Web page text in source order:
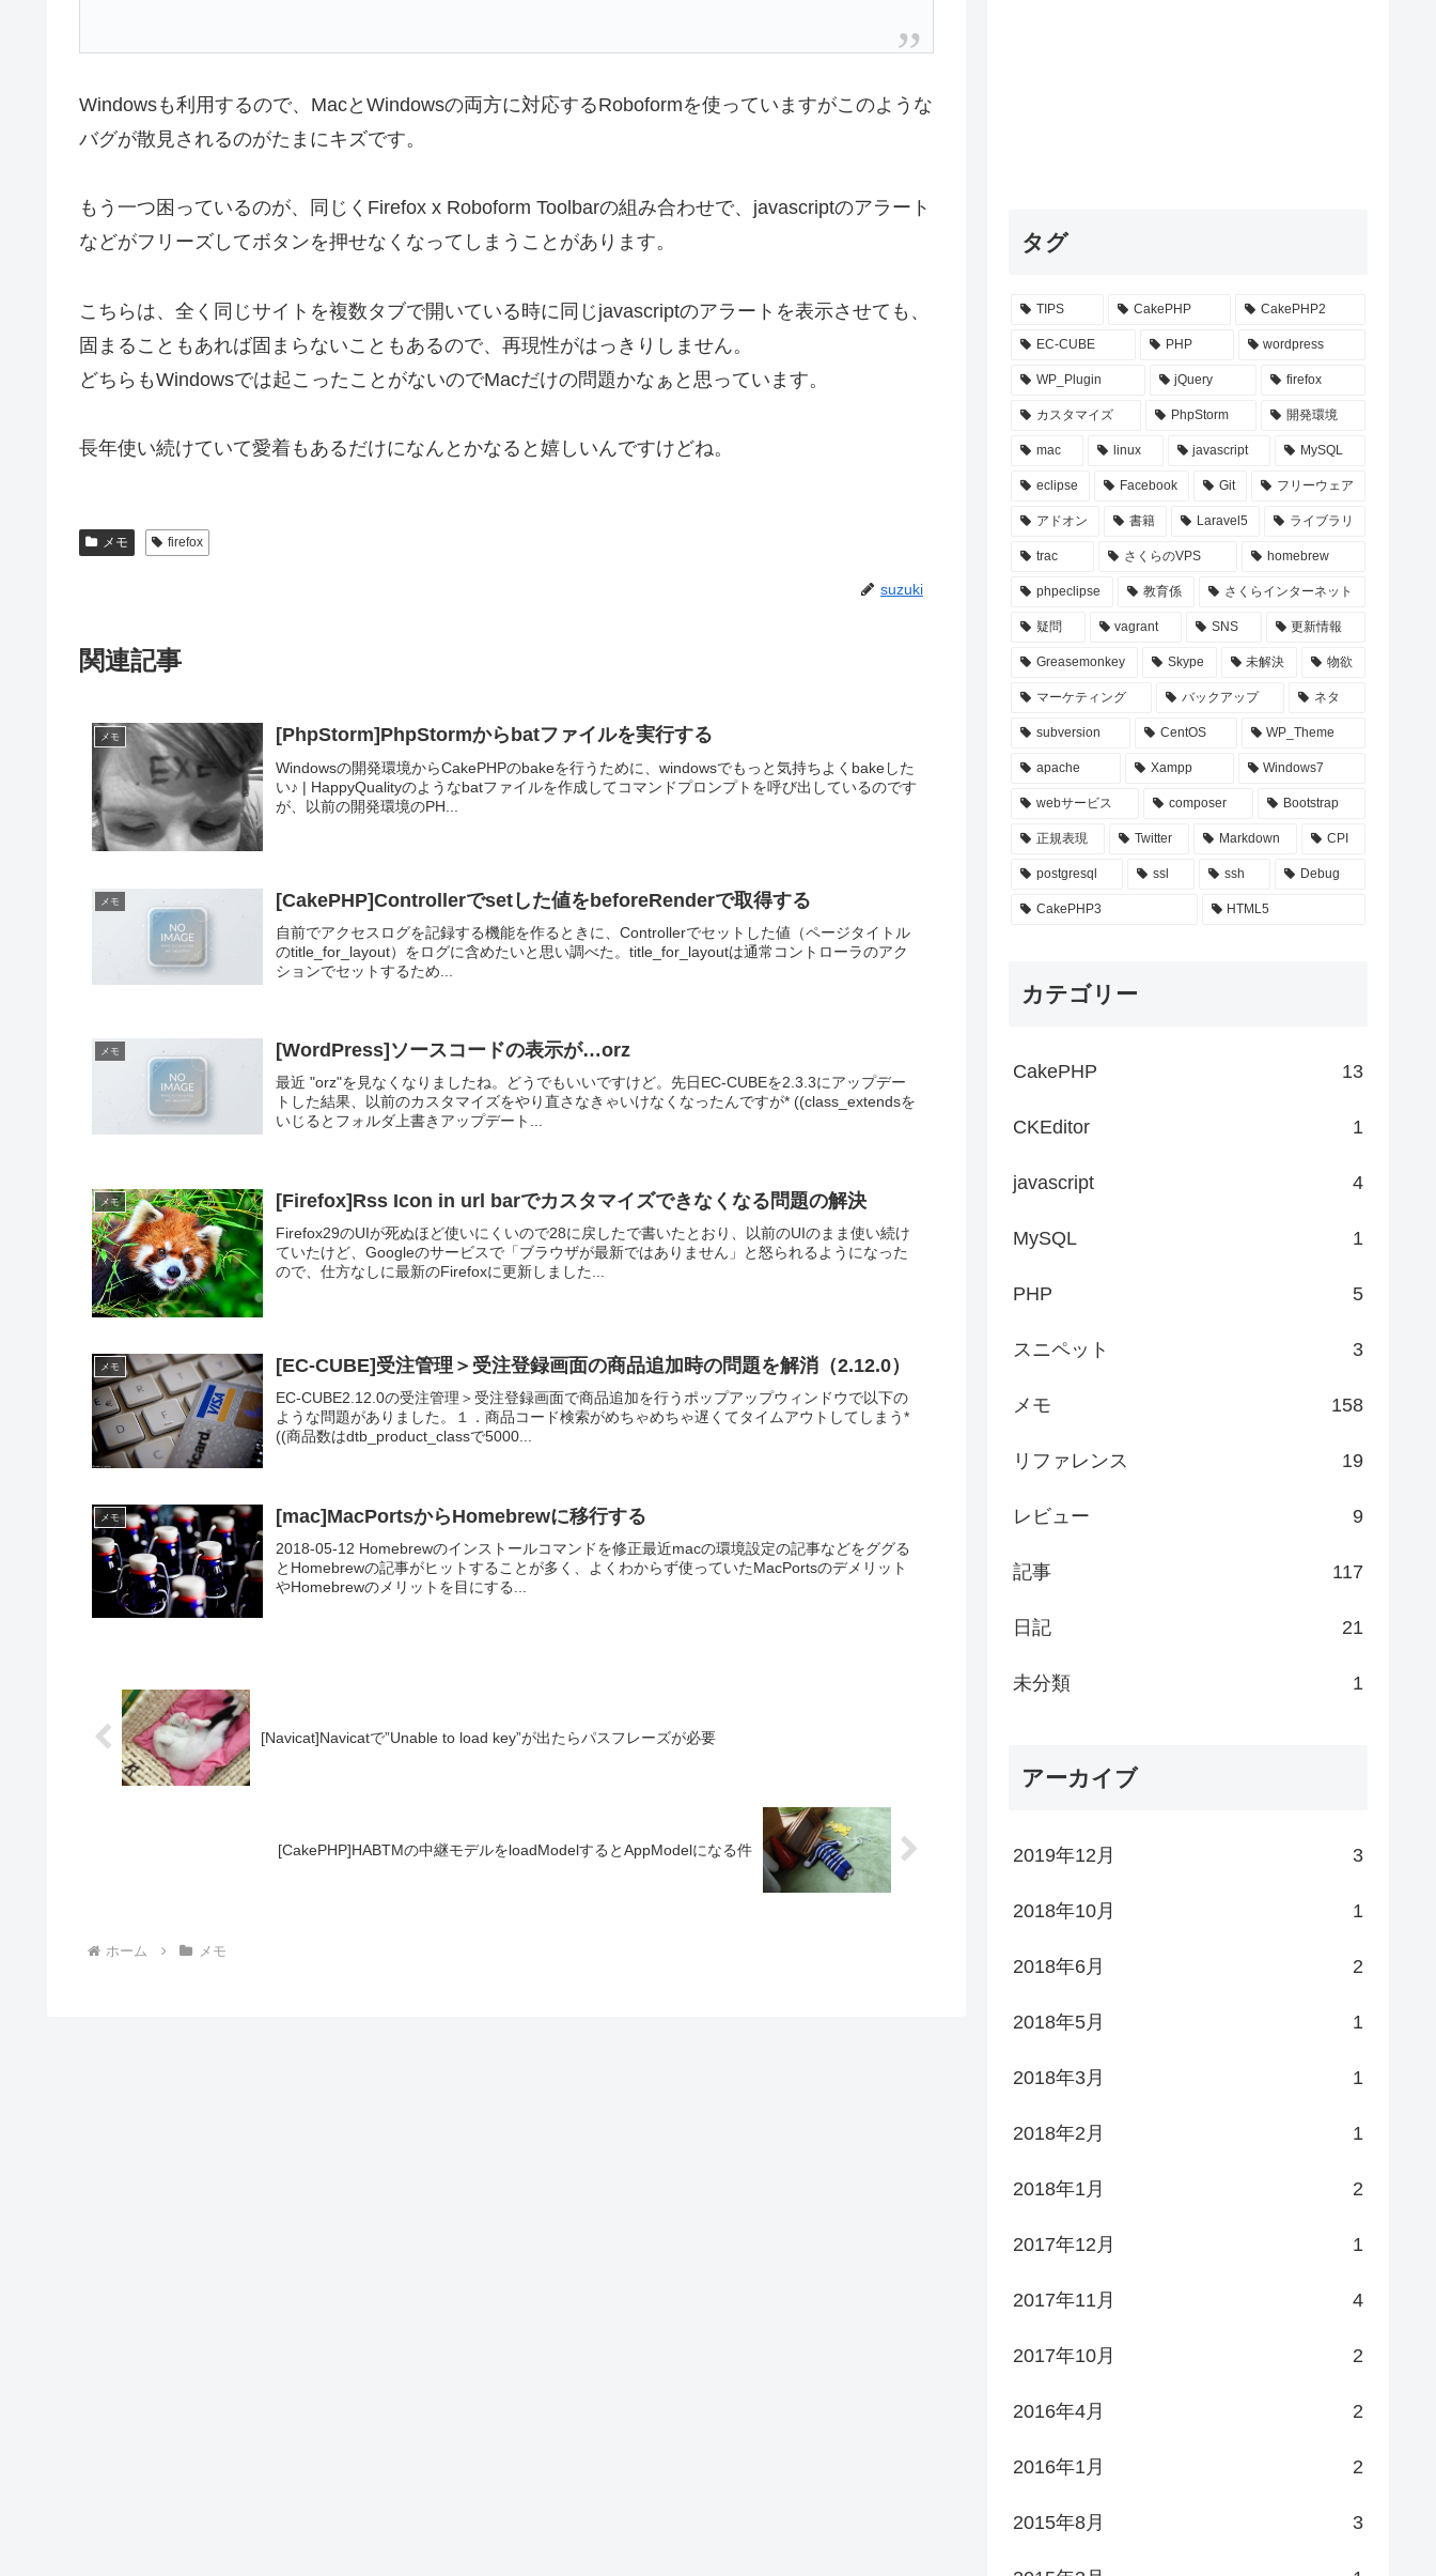
Windowsも利用するので、MacとWindowsの両方に対応するRoboformを使っていますがこのような
バグが散見されるのがたまにキズです。
もう一つ困っているのが、同じくFirefox x Roboform Toolbarの組み合わせで、javascriptのアラート
などがフリーズしてボタンを押せなくなってしまうことがあります。
こちらは、全く同じサイトを複数タブで開いている時に同じjavascriptのアラートを表示させても、
固まることもあれば固まらないこともあるので、再現性がはっきりしません。
どちらもWindowsでは起こったことがないのでMacだけの問題かなぁと思っています。
長年使い続けていて愛着もあるだけになんとかなると嬉しいんですけどね。
メモ firefox
suzuki
関連記事
メモ [PhpStorm]PhpStormからbatファイルを実行する
Windowsの開発環境からCakePHPのbakeを行うために、windowsでもっと気持ちよくbakeした
い♪ | HappyQualityのようなbatファイルを作成してコマンドプロンプトを呼び出しているのです
が、以前の開発環境のPH...
メモ [CakePHP]Controllerでsetした値をbeforeRenderで取得する
自前でアクセスログを記録する機能を作るときに、Controllerでセットした値（ページタイトル
のtitle_for_layout）をログに含めたいと思い調べた。title_for_layoutは通常コントローラのアク
ションでセットするため...
メモ [WordPress]ソースコードの表示が…orz
最近 "orz"を見なくなりましたね。どうでもいいですけど。先日EC-CUBEを2.3.3にアップデー
トした結果、以前のカスタマイズをやり直さなきゃいけなくなったんですが* ((class_extendsを
いじるとフォルダ上書きアップデート...
メモ [Firefox]Rss Icon in url barでカスタマイズできなくなる問題の解決
Firefox29のUIが死ぬほど使いにくいので28に戻したで書いたとおり、以前のUIのまま使い続け
ていたけど、Googleのサービスで「ブラウザが最新ではありません」と怒られるようになった
ので、仕方なしに最新のFirefoxに更新しました...
メモ [EC-CUBE]受注管理＞受注登録画面の商品追加時の問題を解消（2.12.0）
EC-CUBE2.12.0の受注管理＞受注登録画面で商品追加を行うポップアップウィンドウで以下の
ような問題がありました。１．商品コード検索がめちゃめちゃ遅くてタイムアウトしてしまう*
((商品数はdtb_product_classで5000...
メモ [mac]MacPortsからHomebrewに移行する
2018-05-12 Homebrewのインストールコマンドを修正最近macの環境設定の記事などをググる
とHomebrewの記事がヒットすることが多く、よくわからず使っていたMacPortsのデメリット
やHomebrewのメリットを目にする...
[Navicat]Navicatで”Unable to load key”が出たらパスフレーズが必要
[CakePHP]HABTMの中継モデルをloadModelするとAppModelになる件
ホーム メモ
タグ
TIPS CakePHP CakePHP2
EC-CUBE PHP wordpress
WP_Plugin jQuery firefox
カスタマイズ PhpStorm 開発環境
mac linux javascript MySQL
eclipse Facebook Git フリーウェア
アドオン 書籍 Laravel5 ライブラリ
trac さくらのVPS homebrew
phpeclipse 教育係 さくらインターネット
疑問 vagrant SNS 更新情報
Greasemonkey Skype 未解決 物欲
マーケティング バックアップ ネタ
subversion CentOS WP_Theme
apache Xampp Windows7
webサービス composer Bootstrap
正規表現 Twitter Markdown CPI
postgresql ssl ssh Debug
CakePHP3 HTML5
カテゴリー
CakePHP 13
CKEditor 1
javascript 4
MySQL 1
PHP 5
スニペット 3
メモ 158
リファレンス 19
レビュー 9
記事 117
日記 21
未分類 1
アーカイブ
2019年12月 3
2018年10月 1
2018年6月 2
2018年5月 1
2018年3月 1
2018年2月 1
2018年1月 2
2017年12月 1
2017年11月 4
2017年10月 2
2016年4月 2
2016年1月 2
2015年8月 3